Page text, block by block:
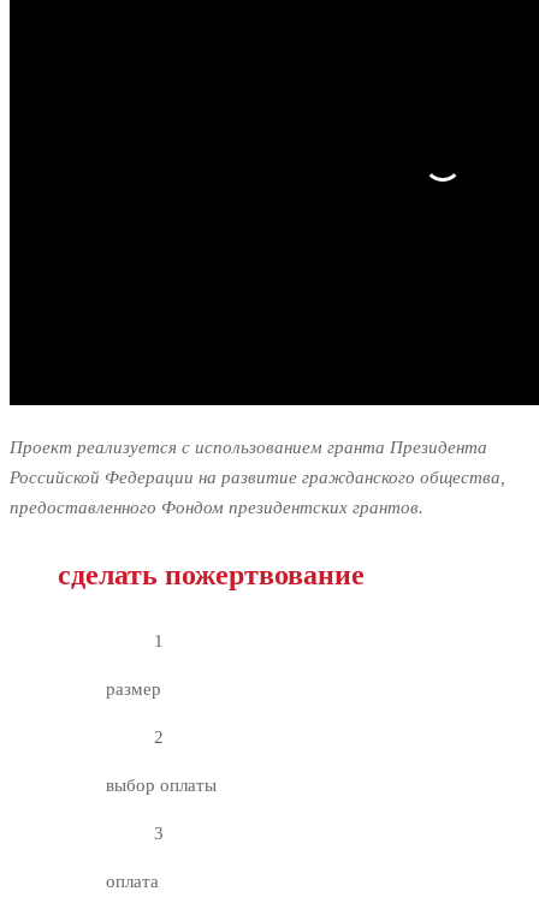
Проект реализуется с использованием гранта Президента
Российской Федерации на развитие гражданского общества,
предоставленного Фондом президентских грантов.
сделать пожертвование
1
размер
2
выбор оплаты
3
оплата